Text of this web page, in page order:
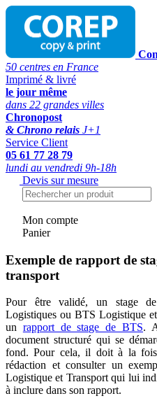
50 centres en France
Imprimé & livré
le jour même
dans 22 grandes villes
Chronopost
& Chrono relais J+1
Service Client
05 61 77 28 79
lundi au vendredi 9h-18h
Devis sur mesure
Mon compte
Panier
Exemple de rapport de
transport
Pour être validé, un stage
Logistiques ou BTS Logistique
un rapport de stage de BTS.
document structuré qui se
fond. Pour cela, il doit à la
rédaction et consulter un
Logistique et Transport qui lui
à inclure dans son rapport.